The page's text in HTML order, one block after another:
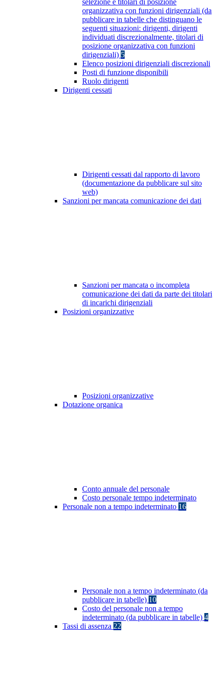
selezione e titolari di posizione
organizzativa con funzioni dirigenziali (da
pubblicare in tabelle che distinguano le
seguenti situazioni: dirigenti, dirigenti
individuati discrezionalmente, titolari di
posizione organizzativa con funzioni
dirigenziali) 5
Elenco posizioni dirigenziali discrezionali
Posti di funzione disponibili
Ruolo dirigenti
Dirigenti cessati
Dirigenti cessati dal rapporto di lavoro
(documentazione da pubblicare sul sito
web)
Sanzioni per mancata comunicazione dei dati
Sanzioni per mancata o incompleta
comunicazione dei dati da parte dei titolari
di incarichi dirigenziali
Posizioni organizzative
Posizioni organizzative
Dotazione organica
Conto annuale del personale
Costo personale tempo indeterminato
Personale non a tempo indeterminato 16
Personale non a tempo indeterminato (da
pubblicare in tabelle) 10
Costo del personale non a tempo
indeterminato (da pubblicare in tabelle) 4
Tassi di assenza 22